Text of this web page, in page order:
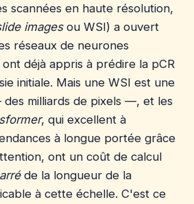
scannées en haute résolution,
imagesou WSI) a ouvert
réseaux de neurones
déjà appris à prédire la pCR
initiale. Mais une WSI est une
milliards de pixels —, et les
, qui excellent à
à longue portée grâce
ont un coût de calcul
de la longueur de la
à cette échelle. C'est ce